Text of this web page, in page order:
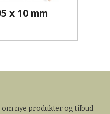
x 10 mm
nye produkter og tilbud